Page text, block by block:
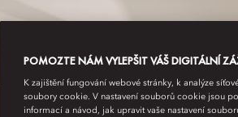
POMOZTE NÁM VYLEPŠIT VÁŠ DIGITÁLNÍ
K zajištění fungování webové stránky, k analýze
soubory cookie. V nastavení souborů cookie jsou
informací a návod, jak upravit vaše nastavení